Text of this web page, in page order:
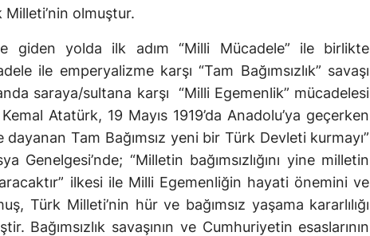
Milleti’nin olmuştur.
giden yolda ilk adım “Milli Mücadele” ile birlikte
ile emperyalizme karşı “Tam Bağımsızlık” savaşı
saraya/sultana karşı “Milli Egemenlik” mücadelesi
Atatürk, 19 Mayıs 1919’da Anadolu’ya geçerken
Tam Bağımsız yeni bir Türk Devleti kurmayı”
Genelgesi’nde; “Milletin bağımsızlığını yine milletin
ilkesi ile Milli Egemenliğin hayati önemini ve
Türk Milleti’nin hür ve bağımsız yaşama kararlılığı
Bağımsızlık savaşının ve Cumhuriyetin esaslarının